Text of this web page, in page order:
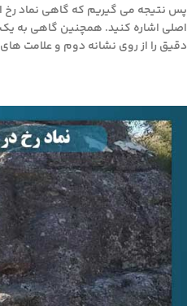
پس نتیجه می گیریم که گاهی نماد
اصلی اشاره کنید. همچنین گاهی به یک
دقیق را از روی نشانه دوم و علامت